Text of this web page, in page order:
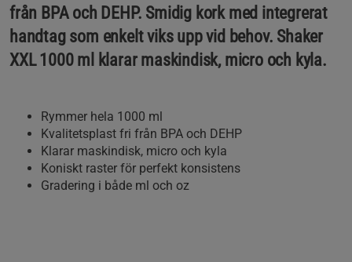
från BPA och DEHP. Smidig kork med integrerat
handtag som enkelt viks upp vid behov. Shaker
XXL 1000 ml klarar maskindisk, micro och kyla.
Rymmer hela 1000 ml
Kvalitetsplast fri från BPA och DEHP
Klarar maskindisk, micro och kyla
Koniskt raster för perfekt konsistens
Gradering i både ml och oz